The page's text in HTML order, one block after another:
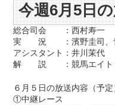
今週6月5日
総合司会 ：西村寿一
実 況 ：濱野圭司、青
アシスタント：井川茉代
解 説 ：競馬エイトト
６月５日の放送内容（予定
①中継レース